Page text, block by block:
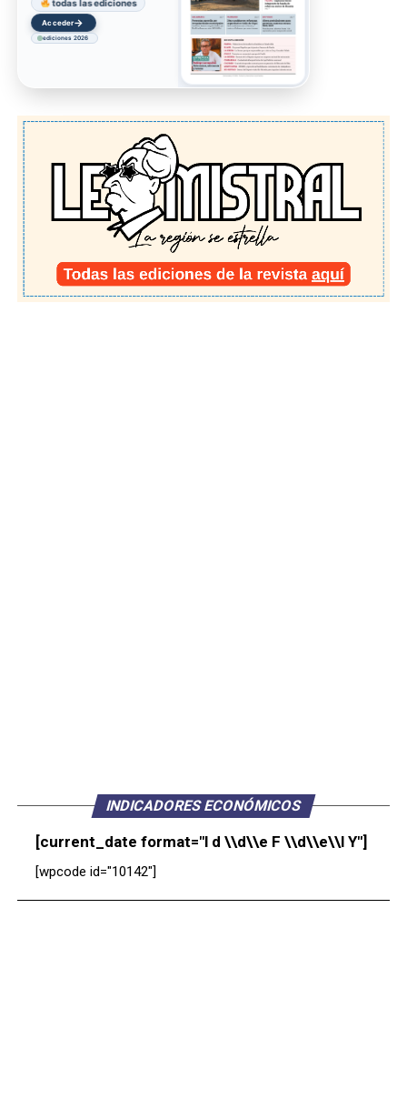
todas las ediciones
Acceder→
ediciones 2026
INDICADORES ECONÓMICOS
[current_date format="l d \\d\\e F \\d\\e\\l Y"]
[wpcode id="10142"]